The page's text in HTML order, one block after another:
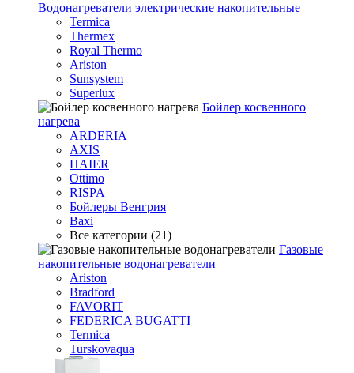
Водонагреватели электрические накопительные
Termica
Thermex
Royal Thermo
Ariston
Sunsystem
Superlux
Бойлер косвенного
нагрева
ARDERIA
AXIS
HAIER
Ottimo
RISPA
Бойлеры Венгрия
Baxi
Все категории (21)
Газовые
накопительные водонагреватели
Ariston
Bradford
FAVORIT
FEDERICA BUGATTI
Termica
Turskovaqua